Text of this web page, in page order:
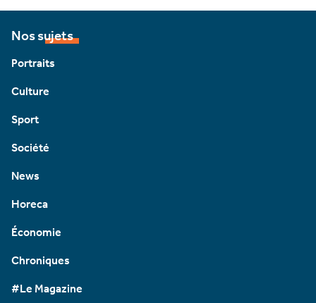
Nos sujets
Portraits
Culture
Sport
Société
News
Horeca
Économie
Chroniques
#Le Magazine